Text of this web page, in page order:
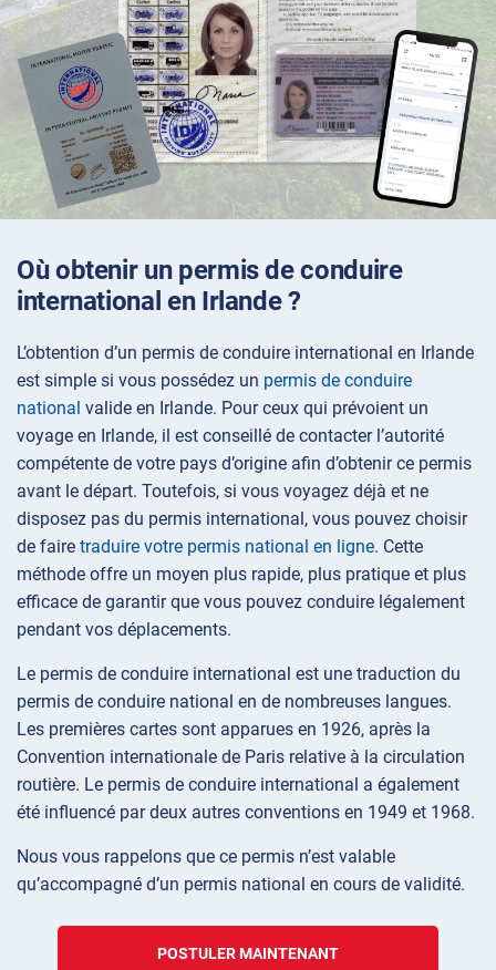
Où obtenir un permis de conduire
international en Irlande ?
L’obtention d’un permis de conduire international en Irlande
est simple si vous possédez un permis de conduire
national valide en Irlande. Pour ceux qui prévoient un
voyage en Irlande, il est conseillé de contacter l’autorité
compétente de votre pays d’origine afin d’obtenir ce permis
avant le départ. Toutefois, si vous voyagez déjà et ne
disposez pas du permis international, vous pouvez choisir
de faire traduire votre permis national en ligne. Cette
méthode offre un moyen plus rapide, plus pratique et plus
efficace de garantir que vous pouvez conduire légalement
pendant vos déplacements.
Le permis de conduire international est une traduction du
permis de conduire national en de nombreuses langues.
Les premières cartes sont apparues en 1926, après la
Convention internationale de Paris relative à la circulation
routière. Le permis de conduire international a également
été influencé par deux autres conventions en 1949 et 1968.
Nous vous rappelons que ce permis n’est valable
qu’accompagné d’un permis national en cours de validité.
POSTULER MAINTENANT